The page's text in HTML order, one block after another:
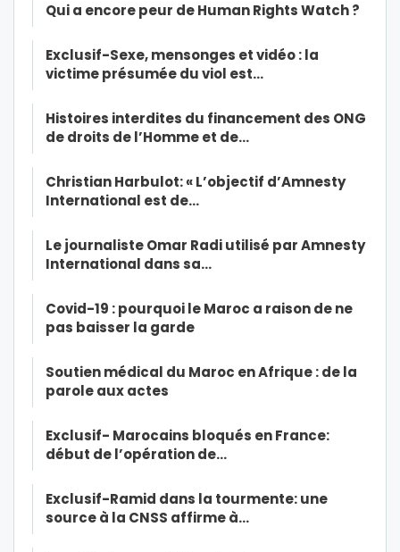
Qui a encore peur de Human Rights Watch ?
Exclusif-Sexe, mensonges et vidéo : la
victime présumée du viol est…
Histoires interdites du financement des ONG
de droits de l’Homme et de…
Christian Harbulot: « L’objectif d’Amnesty
International est de…
Le journaliste Omar Radi utilisé par Amnesty
International dans sa…
Covid-19 : pourquoi le Maroc a raison de ne
pas baisser la garde
Soutien médical du Maroc en Afrique : de la
parole aux actes
Exclusif- Marocains bloqués en France:
début de l’opération de…
Exclusif-Ramid dans la tourmente: une
source à la CNSS affirme à…